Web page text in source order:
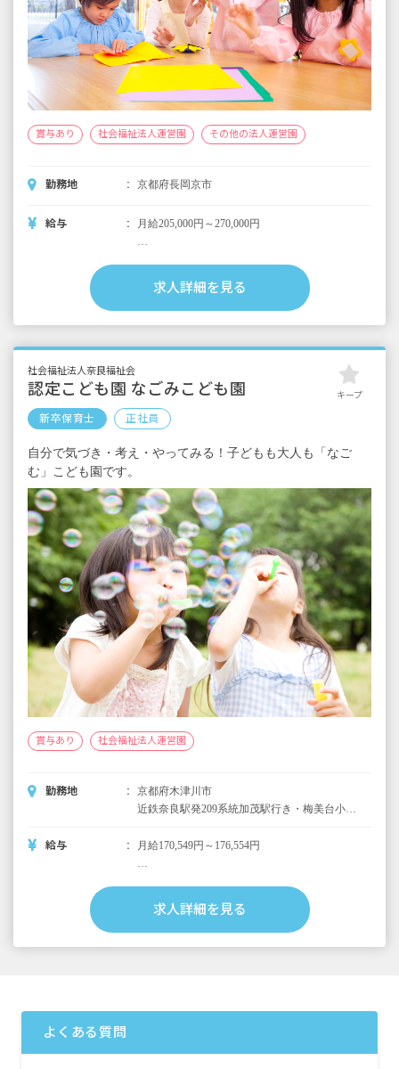
賞与あり 社会福祉法人運営園 その他の法人運営園
勤務地 京都府長岡京市
給与 月給205,000円～270,000円
資格手当 10,000円
交通費別途支給
賞与年2回：計1～3カ月分
※試用期間3カ月／同条件
求人詳細を見る
社会福祉法人奈良福祉会
認定こども園 なごみこども園
新卒保育士 正社員
キープ
自分で気づき・考え・やってみる！子どもも大人も「なご
む」こども園です。
賞与あり 社会福祉法人運営園
勤務地
京都府木津川市
近鉄奈良駅発209系統加茂駅行き・梅美台小学
給与
月給170,549円～176,554円
・定期的に支給される手当
求人詳細を見る
よくある質問